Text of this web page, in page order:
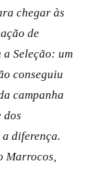
chegar às
de
a Seleção: um
conseguiu
campanha
dos
diferença.
Marrocos,